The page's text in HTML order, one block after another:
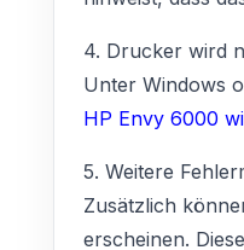
4. Drucker wird
Unter Windows
HP Envy 6000
5. Weitere
Zusätzlich
erscheinen.